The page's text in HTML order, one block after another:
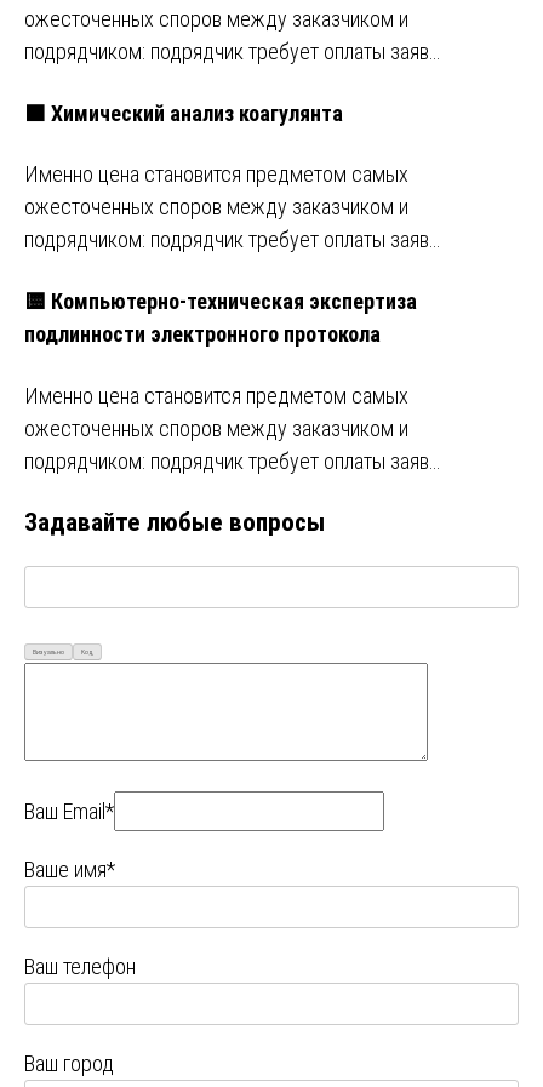
ожесточенных споров между заказчиком и
подрядчиком: подрядчик требует оплаты заяв…
🟧 Химический анализ коагулянта
Именно цена становится предметом самых
ожесточенных споров между заказчиком и
подрядчиком: подрядчик требует оплаты заяв…
🟨 Компьютерно-техническая экспертиза
подлинности электронного протокола
Именно цена становится предметом самых
ожесточенных споров между заказчиком и
подрядчиком: подрядчик требует оплаты заяв…
Задавайте любые вопросы
Визуально Код
Ваш Email*
Ваше имя*
Ваш телефон
Ваш город